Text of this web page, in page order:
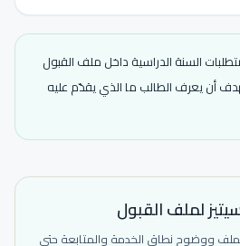
السنة الدراسية داخل ملف القبول
أن يعرف الطالب ما الذي يقدّم عليه
لملف القبول
ووضوح نطاق الخدمة والمتابعة حتى